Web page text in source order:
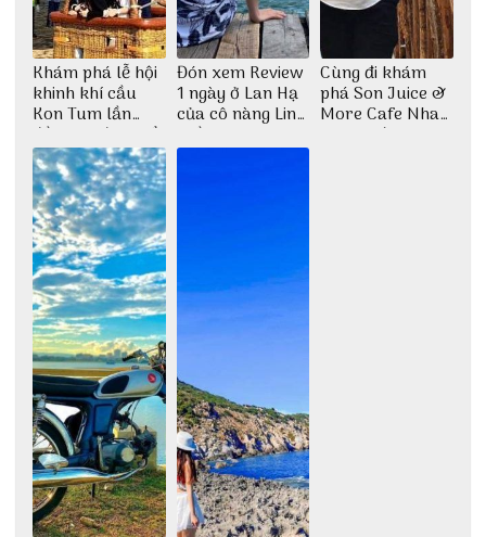
Khám phá lễ hội
khinh khí cầu
Kon Tum lần
đầu tiên được tổ
chức
Đón xem Review
1 ngày ở Lan Hạ
của cô nàng Linh
Trần
Cùng đi khám
phá Son Juice &
More Cafe Nha
Trang với anh